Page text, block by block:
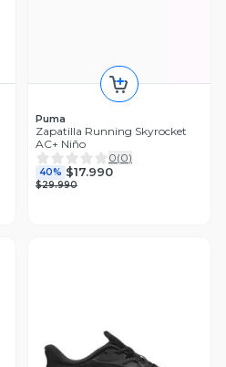
Puma
Zapatilla Running Skyrocket
AC+ Niño
0(0)
40% $17.990
$29.990